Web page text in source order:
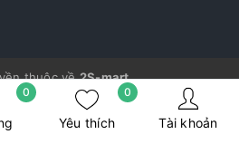
0
Yêu thích
0
Tài khoản
thuộc về2S-mart
cấp bởi
Sapo